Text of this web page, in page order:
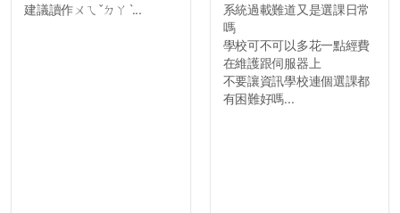
建議讀作ㄨㄟˇㄉㄚˋ...
系統過載難道又是選課日常
嗎
學校可不可以多花一點經費
在維護跟伺服器上
不要讓資訊學校連個選課都
有困難好嗎...